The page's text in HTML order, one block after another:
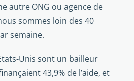
autre ONG ou agence de
sommes loin des 40
semaine.
Unis sont un bailleur
43,9% de l’aide, et